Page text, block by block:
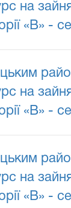
на
«В» -
на
«В» -
на
«В» -